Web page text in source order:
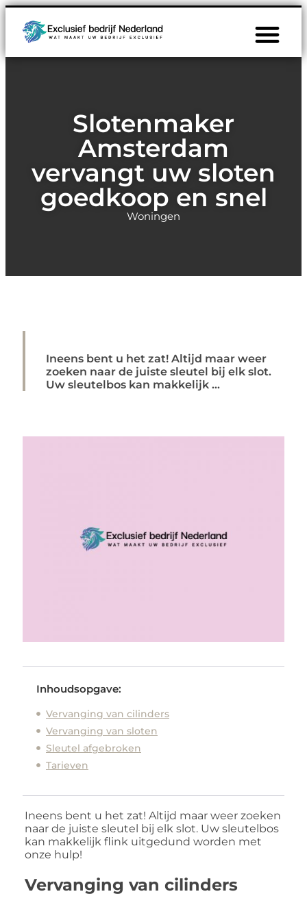
Slotenmaker
Amsterdam
vervangt uw sloten
goedkoop en snel
Woningen
Ineens bent u het zat! Altijd maar weer
zoeken naar de juiste sleutel bij elk slot.
Uw sleutelbos kan makkelijk ...
Inhoudsopgave:
Vervanging van cilinders
Vervanging van sloten
Sleutel afgebroken
Tarieven
Ineens bent u het zat! Altijd maar weer zoeken
naar de juiste sleutel bij elk slot. Uw sleutelbos
kan makkelijk flink uitgedund worden met
onze hulp!
Vervanging van cilinders